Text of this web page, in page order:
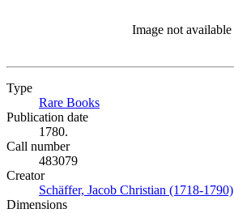
Image not available
Type
Rare Books
Publication date
1780.
Call number
483079
Creator
Schäffer, Jacob Christian (1718-1790)
Dimensions